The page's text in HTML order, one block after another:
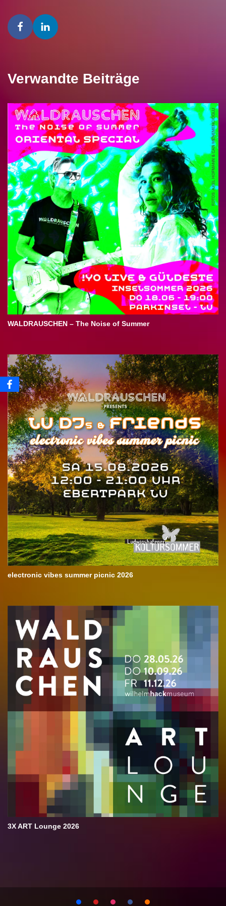
Verwandte Beiträge
WALDRAUSCHEN – The Noise of Summer
electronic vibes summer picnic 2026
3X ART Lounge 2026